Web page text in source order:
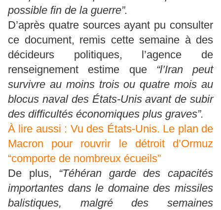
possible fin de la guerre”.
D’après quatre sources ayant pu consulter
ce document, remis cette semaine à des
décideurs politiques, l’agence de
renseignement estime que “l’Iran peut
survivre au moins trois ou quatre mois au
blocus naval des États-Unis avant de subir
des difficultés économiques plus graves”.
À lire aussi : Vu des États-Unis. Le plan de
Macron pour rouvrir le détroit d’Ormuz
“comporte de nombreux écueils”
De plus, “Téhéran garde des capacités
importantes dans le domaine des missiles
balistiques, malgré des semaines